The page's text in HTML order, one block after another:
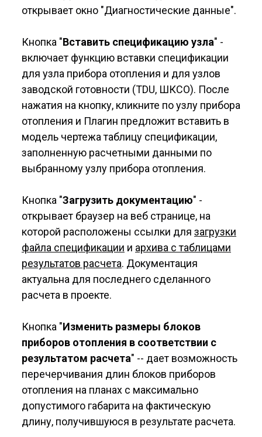
открывает окно "Диагностические данные".
Кнопка "Вставить спецификацию узла" -
включает функцию вставки спецификации
для узла прибора отопления и для узлов
заводской готовности (TDU, ШКСО). После
нажатия на кнопку, кликните по узлу прибора
отопления и Плагин предложит вставить в
модель чертежа таблицу спецификации,
заполненную расчетными данными по
выбранному узлу прибора отопления.
Кнопка "Загрузить документацию" -
открывает браузер на веб странице, на
которой расположены ссылки для загрузки
файла спецификации и архива с таблицами
результатов расчета. Документация
актуальна для последнего сделанного
расчета в проекте.
Кнопка "Изменить размеры блоков
приборов отопления в соответствии с
результатом расчета" -- дает возможность
перечерчивания длин блоков приборов
отопления на планах с максимально
допустимого габарита на фактическую
длину, получившуюся в результате расчета.